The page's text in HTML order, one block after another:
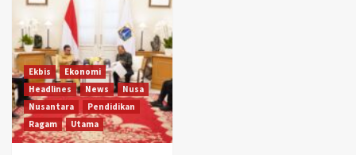
Ekbis
Ekonomi
Headlines
News
Nusa
Nusantara
Pendidikan
Ragam
Utama